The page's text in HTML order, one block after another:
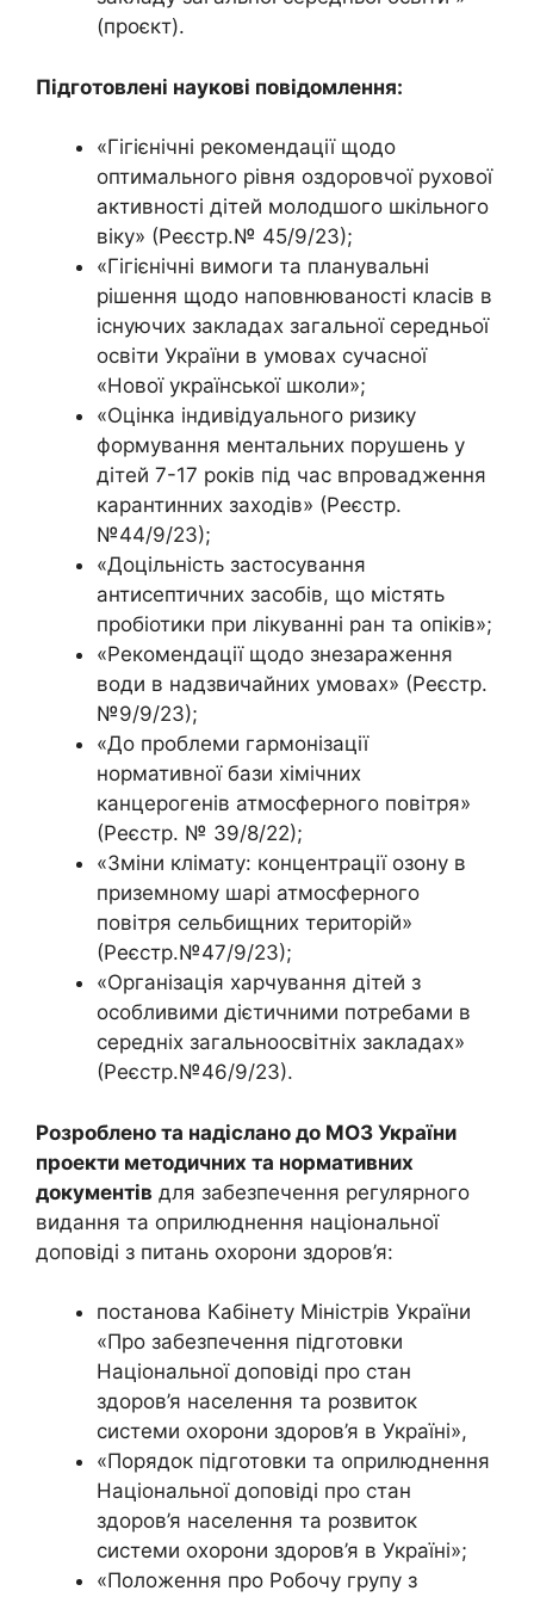
(проєкт).
Підготовлені наукові повідомлення:
«Гігієнічні рекомендації щодо
оптимального рівня оздоровчої рухової
активності дітей молодшого шкільного
віку» (Реєстр.№ 45/9/23);
«Гігієнічні вимоги та планувальні
рішення щодо наповнюваності класів в
існуючих закладах загальної середньої
освіти України в умовах сучасної
«Нової української школи»;
«Оцінка індивідуального ризику
формування ментальних порушень у
дітей 7-17 років під час впровадження
карантинних заходів» (Реєстр.
№44/9/23);
«Доцільність застосування
антисептичних засобів, що містять
пробіотики при лікуванні ран та опіків»;
«Рекомендації щодо знезараження
води в надзвичайних умовах» (Реєстр.
№9/9/23);
«До проблеми гармонізації
нормативної бази хімічних
канцерогенів атмосферного повітря»
(Реєстр. № 39/8/22);
«Зміни клімату: концентрації озону в
приземному шарі атмосферного
повітря сельбищних територій»
(Реєстр.№47/9/23);
«Організація харчування дітей з
особливими дієтичними потребами в
середніх загальноосвітніх закладах»
(Реєстр.№46/9/23).
Розроблено та надіслано до МОЗ України
проекти методичних та нормативних
документів для забезпечення регулярного
видання та оприлюднення національної
доповіді з питань охорони здоров’я:
постанова Кабінету Міністрів України
«Про забезпечення підготовки
Національної доповіді про стан
здоров’я населення та розвиток
системи охорони здоров’я в Україні»,
«Порядок підготовки та оприлюднення
Національної доповіді про стан
здоров’я населення та розвиток
системи охорони здоров’я в Україні»;
«Положення про Робочу групу з